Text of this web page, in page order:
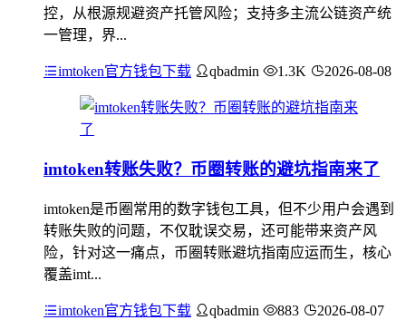
控，从根源规避资产托管风险；支持多主流公链资产统
一管理，界...
imtoken官方钱包下载 qbadmin 1.3K 2026-08-08
imtoken转账失败？币圈转账的避坑指南来了
imtoken是币圈常用的数字钱包工具，但不少用户会遇到
转账失败的问题，不仅耽误交易，还可能带来资产风
险，针对这一痛点，币圈转账避坑指南应运而生，核心
覆盖imt...
imtoken官方钱包下载 qbadmin 883 2026-08-07